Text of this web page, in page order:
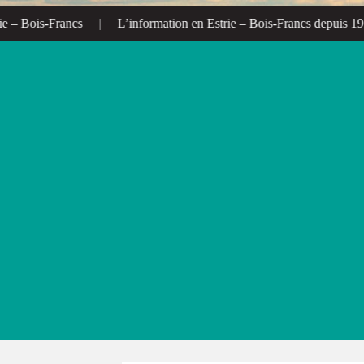
Bois-Francs | L’information en Estrie – Bois-Francs depuis 1972